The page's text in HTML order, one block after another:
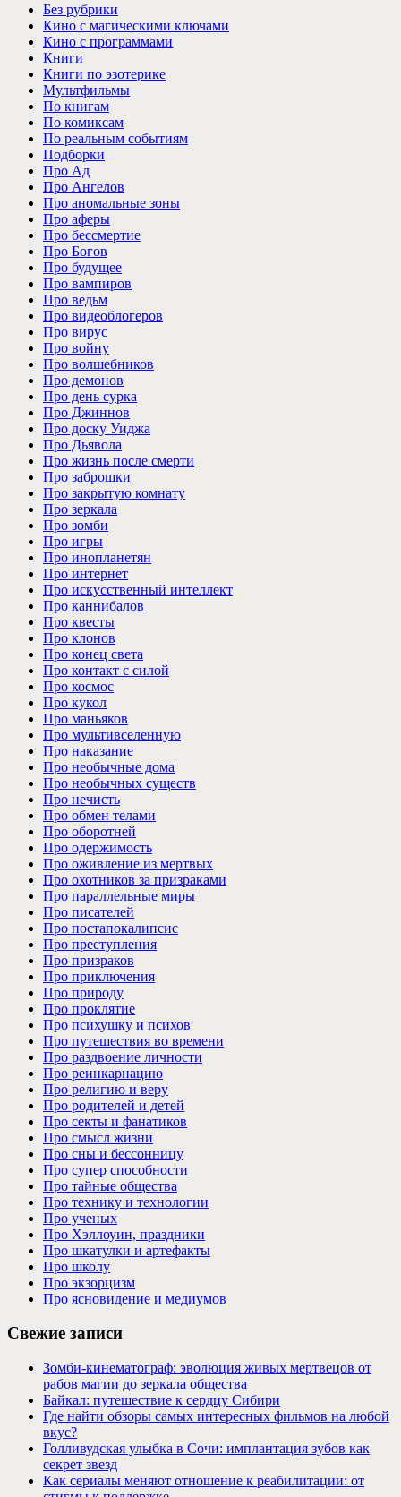
Без рубрики
Кино с магическими ключами
Кино с программами
Книги
Книги по эзотерике
Мультфильмы
По книгам
По комиксам
По реальным событиям
Подборки
Про Ад
Про Ангелов
Про аномальные зоны
Про аферы
Про бессмертие
Про Богов
Про будущее
Про вампиров
Про ведьм
Про видеоблогеров
Про вирус
Про войну
Про волшебников
Про демонов
Про день сурка
Про Джиннов
Про доску Уиджа
Про Дьявола
Про жизнь после смерти
Про заброшки
Про закрытую комнату
Про зеркала
Про зомби
Про игры
Про инопланетян
Про интернет
Про искусственный интеллект
Про каннибалов
Про квесты
Про клонов
Про конец света
Про контакт с силой
Про космос
Про кукол
Про маньяков
Про мультивселенную
Про наказание
Про необычные дома
Про необычных существ
Про нечисть
Про обмен телами
Про оборотней
Про одержимость
Про оживление из мертвых
Про охотников за призраками
Про параллельные миры
Про писателей
Про постапокалипсис
Про преступления
Про призраков
Про приключения
Про природу
Про проклятие
Про психушку и психов
Про путешествия во времени
Про раздвоение личности
Про реинкарнацию
Про религию и веру
Про родителей и детей
Про секты и фанатиков
Про смысл жизни
Про сны и бессонницу
Про супер способности
Про тайные общества
Про технику и технологии
Про ученых
Про Хэллоуин, праздники
Про шкатулки и артефакты
Про школу
Про экзорцизм
Про ясновидение и медиумов
Свежие записи
Зомби-кинематограф: эволюция живых мертвецов от
рабов магии до зеркала общества
Байкал: путешествие к сердцу Сибири
Где найти обзоры самых интересных фильмов на любой
вкус?
Голливудская улыбка в Сочи: имплантация зубов как
секрет звезд
Как сериалы меняют отношение к реабилитации: от